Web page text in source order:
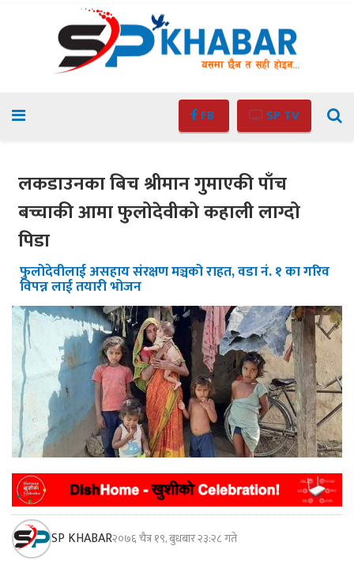
FB SP TV
लकडाउनका बिच श्रीमान गुमाएकी पाँच
बच्चाकी आमा फुलोदेवीको कहाली लाग्दो
पिडा
फुलोदेवीलाई असहाय संरक्षण मञ्चको राहत, वडा नं. १ का गरिव
विपन्न लाई तयारी भोजन
SP KHABAR२०७६ चैत्र १९, बुधबार २३:२८ गते